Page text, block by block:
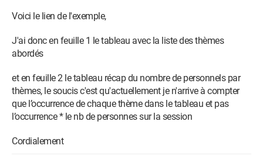
Voici le lien de l'exemple,
J'ai donc en feuille 1 le tableau avec la liste des thèmes
abordés
et en feuille 2 le tableau récap du nombre de personnels par
thèmes, le soucis c'est qu'actuellement je n'arrive à compter
que l’occurrence de chaque thème dans le tableau et pas
l’occurrence * le nb de personnes sur la session
Cordialement